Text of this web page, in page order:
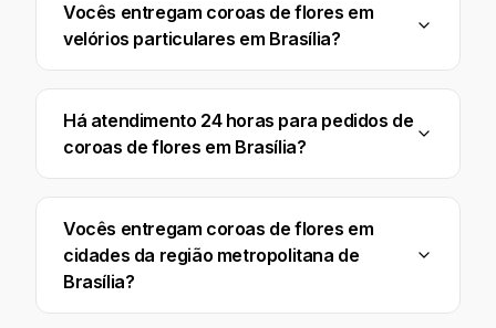
Vocês entregam coroas de flores em
velórios particulares em Brasília?
Há atendimento 24 horas para pedidos de
coroas de flores em Brasília?
Vocês entregam coroas de flores em
cidades da região metropolitana de
Brasília?